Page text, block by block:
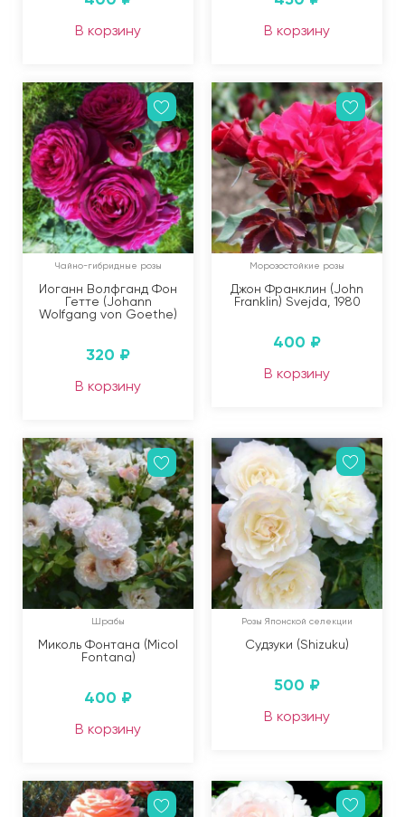
В корзину В корзину
Чайно-гибридные розы
Иоганн Волфганд Фон
Гетте (Johann
Wolfgang von Goethe)
320 ₽
В корзину
Морозостойкие розы
Джон Франклин (John
Franklin) Svejda, 1980
400 ₽
В корзину
Шрабы
Миколь Фонтана (Micol
Fontana)
400 ₽
В корзину
Розы Японской селекции
Судзуки (Shizuku)
500 ₽
В корзину